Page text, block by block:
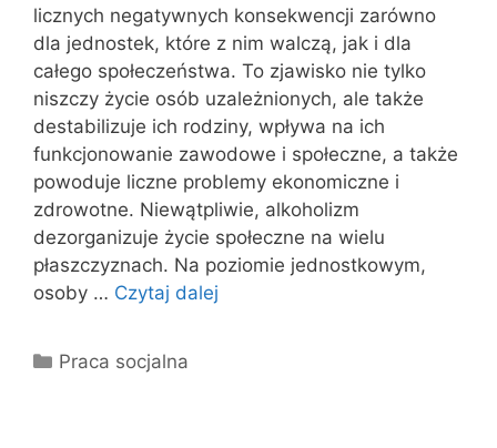
licznych negatywnych konsekwencji zarówno
dla jednostek, które z nim walczą, jak i dla
całego społeczeństwa. To zjawisko nie tylko
niszczy życie osób uzależnionych, ale także
destabilizuje ich rodziny, wpływa na ich
funkcjonowanie zawodowe i społeczne, a także
powoduje liczne problemy ekonomiczne i
zdrowotne. Niewątpliwie, alkoholizm
dezorganizuje życie społeczne na wielu
płaszczyznach. Na poziomie jednostkowym,
osoby … Czytaj dalej
Kategorie
Praca socjalna